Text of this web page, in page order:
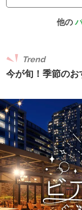
他の
今が旬！季節の
Trend